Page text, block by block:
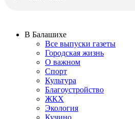
В Балашихе
Все выпуски газеты
Городская жизнь
О важном
Спорт
Культура
Благоустройство
ЖКХ
Экология
Кучино